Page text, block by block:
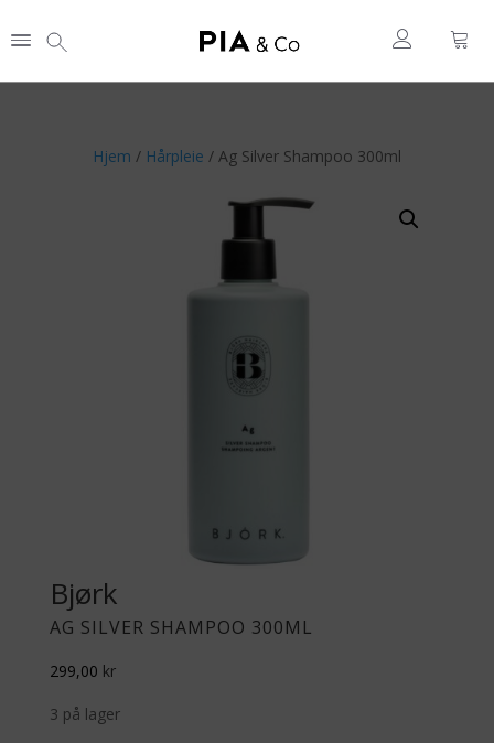
Hjem / Hårpleie / Ag Silver Shampoo 300ml
Bjørk
AG SILVER SHAMPOO 300ML
299,00 kr
3 på lager